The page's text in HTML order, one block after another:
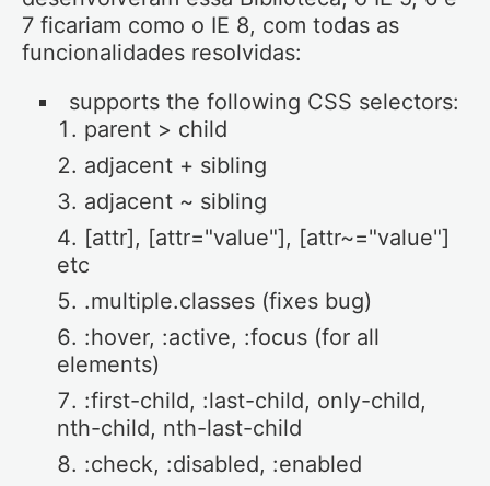
7 ficariam como o IE 8, com todas as
funcionalidades resolvidas:
supports the following CSS selectors:
parent > child
adjacent + sibling
adjacent ~ sibling
[attr], [attr="value"], [attr~="value"]
etc
.multiple.classes (fixes bug)
:hover, :active, :focus (for all
elements)
:first-child, :last-child, only-child,
nth-child, nth-last-child
:check, :disabled, :enabled